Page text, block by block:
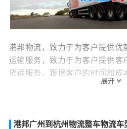
港邦物流，致力于为客户提供优
运输服务，致力于为客户提供客
货运服务，跟据客户的时间和成
际，最合理，最便捷的江门至
展开
港邦广州到杭州物流整车物流车